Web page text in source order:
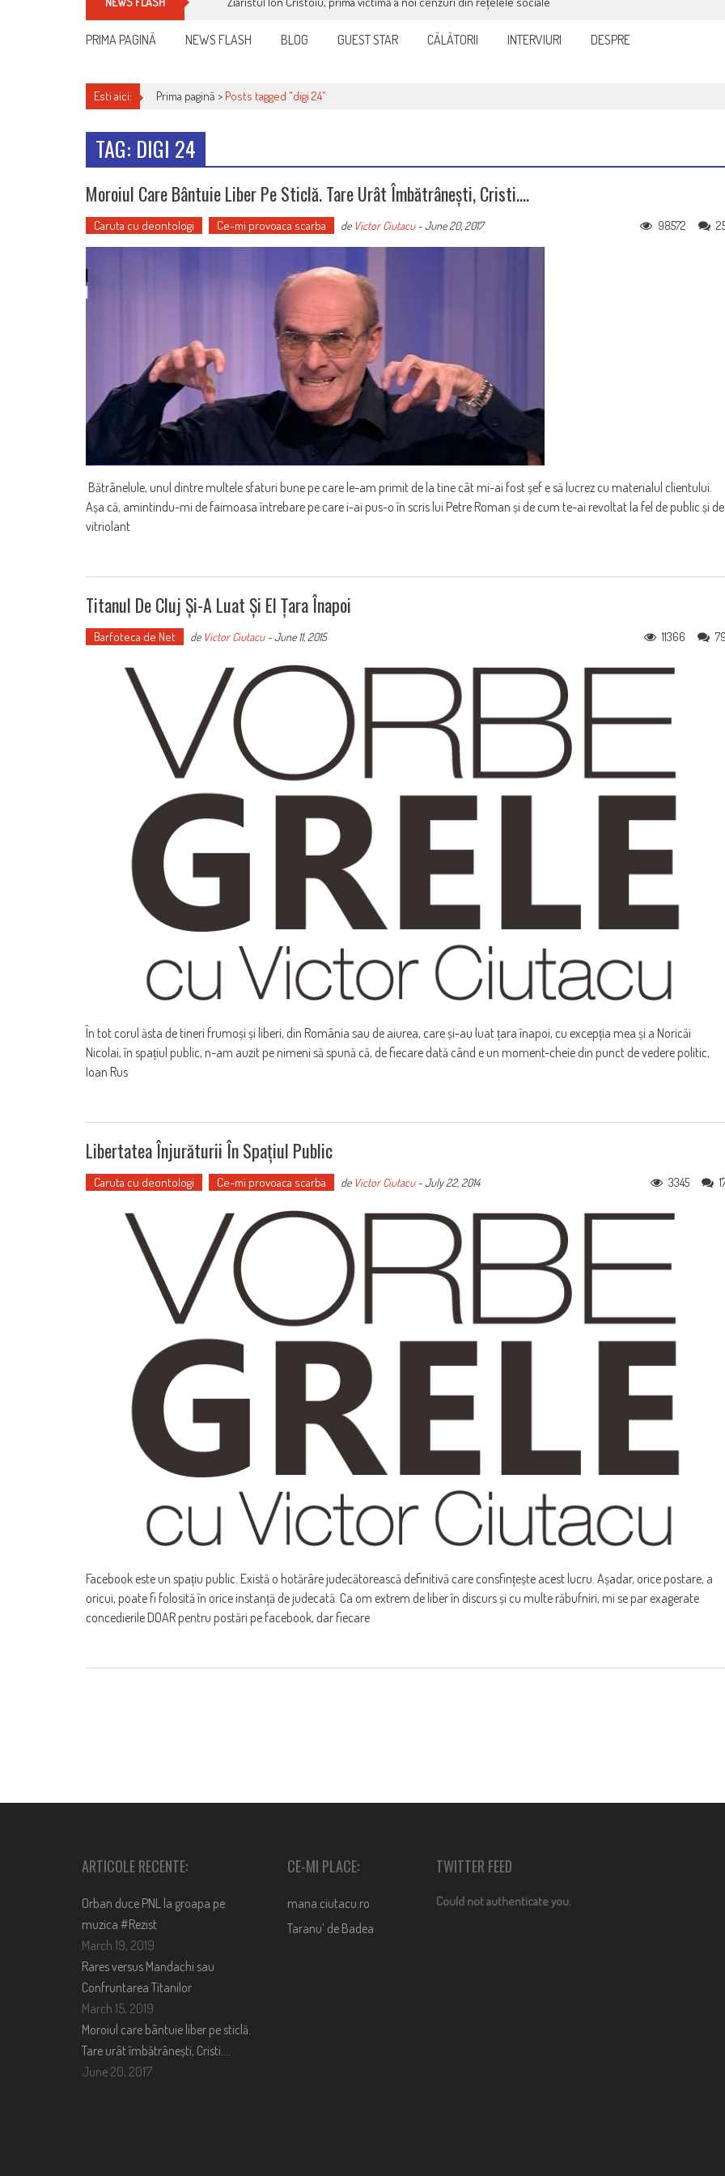
PRIMA PAGINĂ NEWS FLASH BLOG GUEST STAR CĂLĂTORII INTERVIURI DESPRE
Esti aici: Prima pagină > Posts tagged "digi 24"
TAG: DIGI 24
Moroiul Care Bântuie Liber Pe Sticlă. Tare Urât Îmbătrânești, Cristi….
Caruta cu deontologi Ce-mi provoaca scarba de Victor Ciutacu-June 20, 2017 98572
Bătrânelule, unul dintre multele sfaturi bune pe care le-am primit de la tine cât mi-ai fost șef e să lucrez cu materialul clientului.
Așa că, amintindu-mi de faimoasa întrebare pe care i-ai pus-o în scris lui Petre Roman și de cum te-ai revoltat la fel de public și de
vitriolant
Titanul De Cluj Și-A Luat Și El Țara Înapoi
Barfoteca de Net de Victor Ciutacu-June 11, 2015 11366
În tot corul ăsta de tineri frumoși și liberi, din România sau de aiurea, care și-au luat țara înapoi, cu excepția mea și a Noricăi
Nicolai, în spațiul public, n-am auzit pe nimeni să spună că, de fiecare dată când e un moment-cheie din punct de vedere politic,
Ioan Rus
Libertatea Înjurăturii În Spațiul Public
Caruta cu deontologi Ce-mi provoaca scarba de Victor Ciutacu-July 22, 2014 3345
Facebook este un spațiu public. Există o hotărâre judecătorească definitivă care consfințește acest lucru. Așadar, orice postare, a
oricui, poate fi folosită în orice instanță de judecată. Ca om extrem de liber în discurs și cu multe răbufniri, mi se par exagerate
concedierile DOAR pentru postări pe facebook, dar fiecare
ARTICOLE RECENTE:
Orban duce PNL la groapa pe
muzica #Rezist
March 19, 2019
Rares versus Mandachi sau
Confruntarea Titanilor
March 15, 2019
Moroiul care bântuie liber pe sticlă.
Tare urât îmbătrânești, Cristi….
June 20, 2017
CE-MI PLACE:
mana.ciutacu.ro
Taranu’ de Badea
TWITTER FEED
Could not authenticate you.